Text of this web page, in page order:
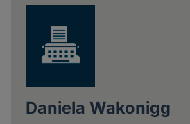
Daniela Wakonigg